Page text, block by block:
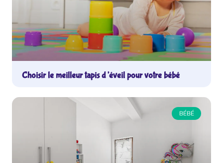
Choisir le meilleur tapis d’éveil pour votre bébé
BÉBÉ